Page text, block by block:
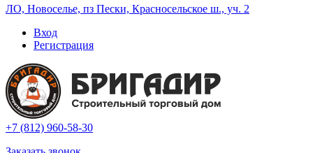
ЛО, Новоселье, пз Пески, Красносельское ш., уч. 2
Вход
Регистрация
+7 (812) 960-58-30